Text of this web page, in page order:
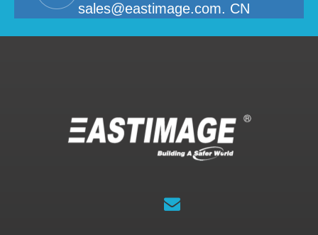
sales@eastimage.com. CN